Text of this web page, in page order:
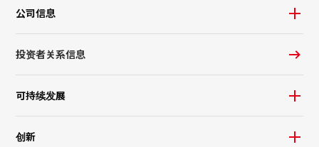
公司信息
投资者关系信息
可持续发展
创新